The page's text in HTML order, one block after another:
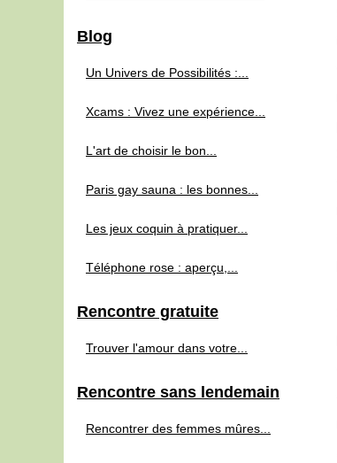
Blog
Un Univers de Possibilités :...
Xcams : Vivez une expérience...
L'art de choisir le bon...
Paris gay sauna : les bonnes...
Les jeux coquin à pratiquer...
Téléphone rose : aperçu,...
Rencontre gratuite
Trouver l'amour dans votre...
Rencontre sans lendemain
Rencontrer des femmes mûres...